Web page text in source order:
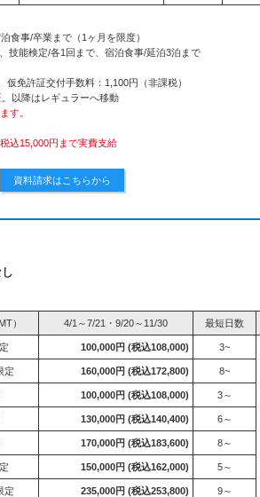
食事/卒業まで（1ヶ月を限度）
技能検定/各1回まで、宿泊食事/延泊3泊まで
免許証交付手数料：1,100円（非課税）
以降はレギュラーへ移動
す。
込15,000円まで実費支給
資料請求はこちらから
） 4/1～7/21・9/20～11/30 最短日数
100,000円 (税込108,000) 3~
定 160,000円 (税込172,800) 8~
100,000円 (税込108,000) 3～
130,000円 (税込140,400) 6～
170,000円 (税込183,600) 8～
150,000円 (税込162,000) 5～
定 235,000円 (税込253,800) 9～